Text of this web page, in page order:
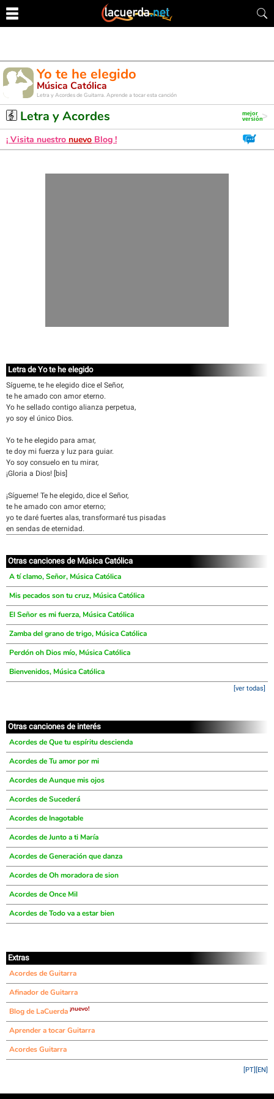
Yo te he elegido
Música Católica
Letra y Acordes de Guitarra. Aprende a tocar esta canción
Letra y Acordes
¡ Visita nuestro nuevo Blog !
Letra de Yo te he elegido
Sígueme, te he elegido dice el Señor,
te he amado con amor eterno.
Yo he sellado contigo alianza perpetua,
yo soy el único Dios.
Yo te he elegido para amar,
te doy mi fuerza y luz para guiar.
Yo soy consuelo en tu mirar,
¡Gloria a Dios! [bis]
¡Sígueme! Te he elegido, dice el Señor,
te he amado con amor eterno;
yo te daré fuertes alas, transformaré tus pisadas
en sendas de eternidad.
Otras canciones de Música Católica
A tí clamo, Señor, Música Católica
Mis pecados son tu cruz, Música Católica
El Señor es mi fuerza, Música Católica
Zamba del grano de trigo, Música Católica
Perdón oh Dios mío, Música Católica
Bienvenidos, Música Católica
[ver todas]
Otras canciones de interés
Acordes de Que tu espíritu descienda
Acordes de Tu amor por mi
Acordes de Aunque mis ojos
Acordes de Sucederá
Acordes de Inagotable
Acordes de Junto a ti María
Acordes de Generación que danza
Acordes de Oh moradora de sion
Acordes de Once Mil
Acordes de Todo va a estar bien
Extras
Acordes de Guitarra
Afinador de Guitarra
Blog de LaCuerda ¡nuevo!
Aprender a tocar Guitarra
Acordes Guitarra
[EN]
[PT]